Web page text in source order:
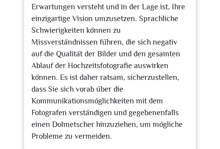
Erwartungen versteht und in der Lage ist, Ihre
einzigartige Vision umzusetzen. Sprachliche
Schwierigkeiten können zu
Missverständnissen führen, die sich negativ
auf die Qualität der Bilder und den gesamten
Ablauf der Hochzeitsfotografie auswirken
können. Es ist daher ratsam, sicherzustellen,
dass Sie sich vorab über die
Kommunikationsmöglichkeiten mit dem
Fotografen verständigen und gegebenenfalls
einen Dolmetscher hinzuziehen, um mögliche
Probleme zu vermeiden.